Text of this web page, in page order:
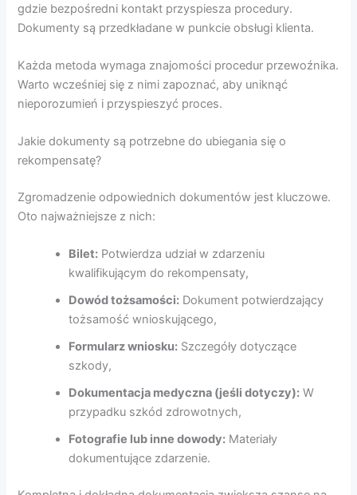
gdzie bezpośredni kontakt przyspiesza procedury.
Dokumenty są przedkładane w punkcie obsługi klienta.
Każda metoda wymaga znajomości procedur przewoźnika.
Warto wcześniej się z nimi zapoznać, aby uniknąć
nieporozumień i przyspieszyć proces.
Jakie dokumenty są potrzebne do ubiegania się o
rekompensatę?
Zgromadzenie odpowiednich dokumentów jest kluczowe.
Oto najważniejsze z nich:
Bilet: Potwierdza udział w zdarzeniu
kwalifikującym do rekompensaty,
Dowód tożsamości: Dokument potwierdzający
tożsamość wnioskującego,
Formularz wniosku: Szczegóły dotyczące
szkody,
Dokumentacja medyczna (jeśli dotyczy): W
przypadku szkód zdrowotnych,
Fotografie lub inne dowody: Materiały
dokumentujące zdarzenie.